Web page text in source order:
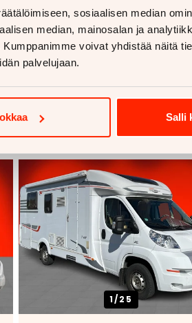
sosiaalisen median
median, mainosalan ja
voivat yhdistää näitä
palvelujaan.
Salli
1/25